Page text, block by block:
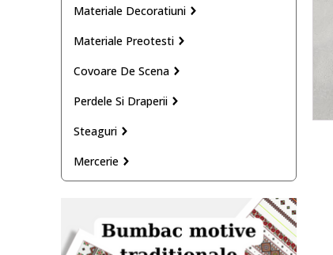
Materiale Decoratiuni
Materiale Preotesti
Covoare De Scena
Perdele Si Draperii
Steaguri
Mercerie